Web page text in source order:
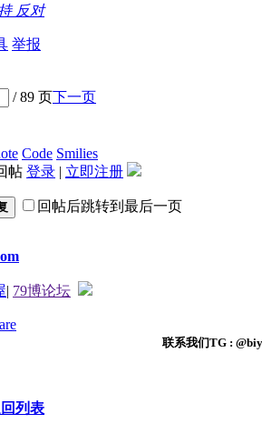
反对
举报
/ 89 页下一页
Code Smilies
帖 登录 | 立即注册
回帖后跳转到最后一页
| 79博论坛
联系我们TG :
列表